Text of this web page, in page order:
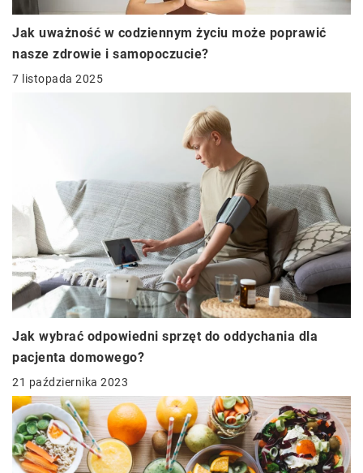
Jak uważność w codziennym życiu może poprawić
nasze zdrowie i samopoczucie?
7 listopada 2025
Jak wybrać odpowiedni sprzęt do oddychania dla
pacjenta domowego?
21 października 2023